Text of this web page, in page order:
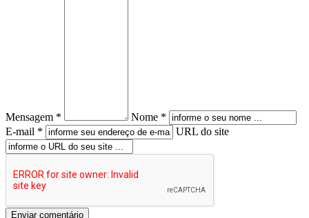
Mensagem *
Nome *
E-mail *
URL do site